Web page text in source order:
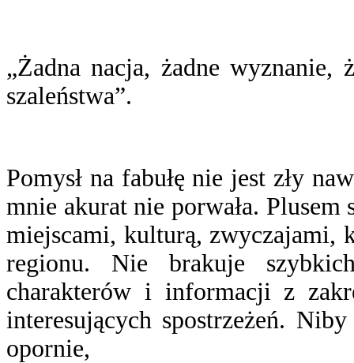
„Żadna nacja, żadne
szaleństwa”.
Pomysł na fabułę nie jest zły
mnie akurat nie porwała.
miejscami, kulturą, zwyczajami,
regionu. Nie brakuje
charakterów i informacji z
interesujących spostrzeżeń.
opornie,